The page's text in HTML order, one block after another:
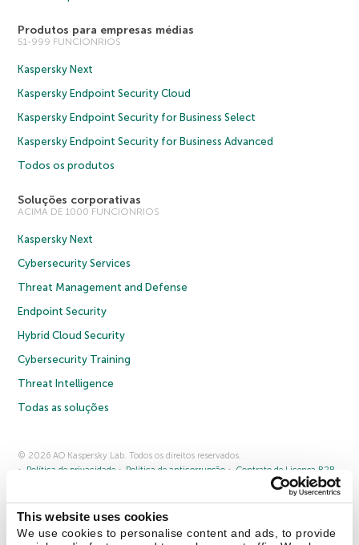
This website uses cookies
We use cookies to personalise content and ads, to provide
Produtos para empresas médias
51-999 FUNCIONRIOS
Kaspersky Next
Kaspersky Endpoint Security Cloud
Kaspersky Endpoint Security for Business Select
Kaspersky Endpoint Security for Business Advanced
Todos os produtos
Soluções corporativas
ACIMA DE 1000 FUNCIONRIOS
Kaspersky Next
Cybersecurity Services
Threat Management and Defense
Endpoint Security
Hybrid Cloud Security
Cybersecurity Training
Threat Intelligence
Todas as soluções
© 2026 AO Kaspersky Lab. Todos os direitos reservados.
Política de privacidade
Política de anticorrupção
Contrato de Licença B2B
Cookies
Fale conosco Sobre a Kaspersky Parceiros
Comunicado à imprensa